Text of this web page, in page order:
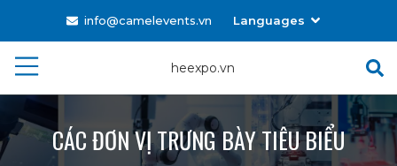
info@camelevents.vn Languages
heexpo.vn
CÁC ĐƠN VỊ TRƯNG BÀY TIÊU BIỂU